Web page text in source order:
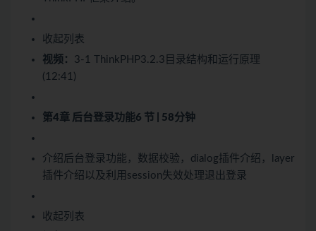
收起列表
视频： 3-1 ThinkPHP3.2.3目录结构和运行原理
(12:41)
第4章 后台登录功能6 节 | 58分钟
介绍后台登录功能，数据校验，dialog插件介绍，layer
插件介绍以及利用session失效处理退出登录
收起列表